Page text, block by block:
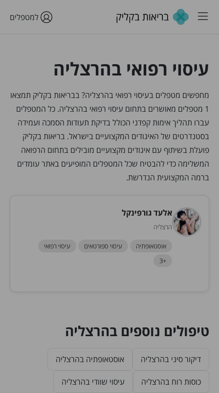
למטפלים
עיסוי רפואי בהרצליה
מחפשים מטפלים בעיסוי רפואי בהרצליה? בבריאות בקליק תמצאו
1 מטפלים מאושרים בתחום עיסוי רפואי בהרצליה. כל המטפלים
עברו תהליך אימות קפדני הכולל בדיקת תעודות הסמכה ועמידה
בסטנדרטים של האיגודים המקצועיים בישראל. בריאות בקליק
פועלת בשיתוף עם איגודים מקצועיים מובילים בתחום הרפואה
המשלימה כדי להבטיח שכל המטפלים המופיעים באתר עומדים
ברמה המקצועית הנדרשת.
אלעד גורפינקל
הרצליה
אוסטאופתיה עיסוי ספורטאים
עיסוי רפואי
+3
טיפולים נוספים בהרצליה
דיקור סיני בהרצליה אוסטאופתיה בהרצליה
כוסות רוח בהרצליה עיסוי שוודי בהרצליה